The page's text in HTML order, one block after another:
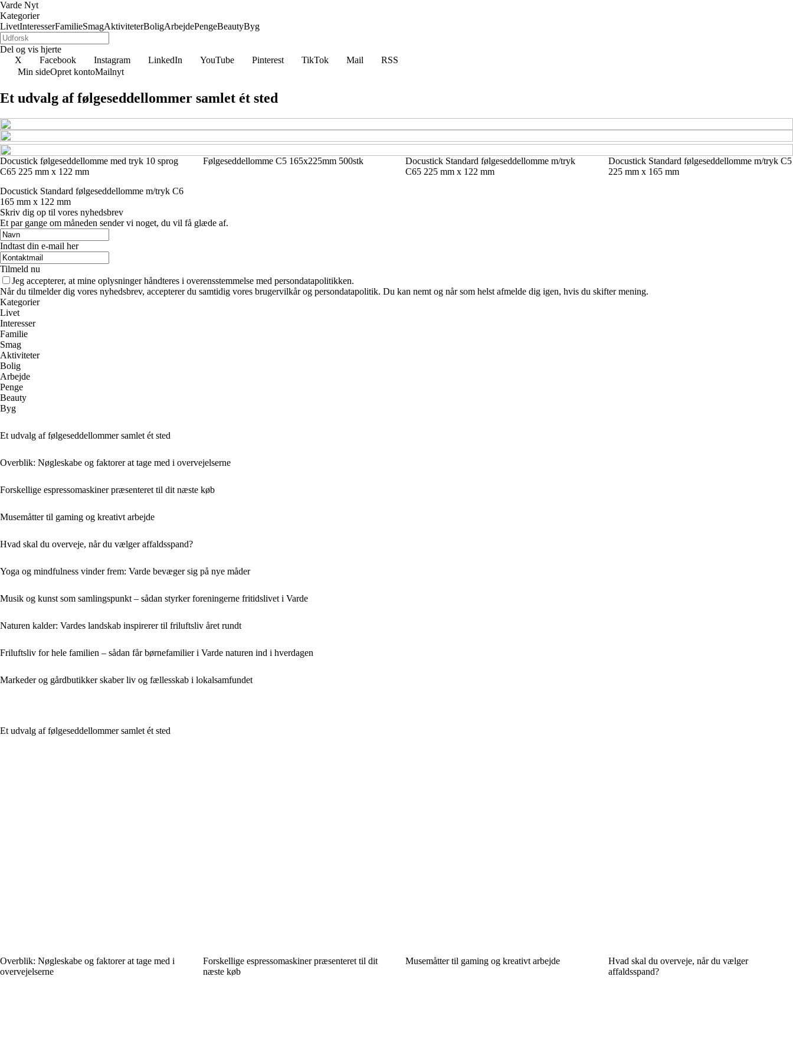
Varde Nyt
Kategorier
LivetInteresserFamilieSmagAktiviteterBoligArbejdePengeBeautyByg
Del og vis hjerte
X
Facebook Instagram LinkedIn YouTube Pinterest TikTok Mail
RSS
Min sideOpret kontoMailnyt
Et udvalg af følgeseddellommer samlet ét sted
Docustick følgeseddellomme med tryk 10 sprog
C65 225 mm x 122 mm
Følgeseddellomme C5 165x225mm 500stk
Docustick Standard følgeseddellomme m/tryk
C65 225 mm x 122 mm
Docustick Standard følgeseddellomme m/tryk C5
225 mm x 165 mm
Docustick Standard følgeseddellomme m/tryk C6
165 mm x 122 mm
Skriv dig op til vores nyhedsbrev
Et par gange om måneden sender vi noget, du vil få glæde af.
Indtast din e-mail her
Tilmeld nu
Jeg accepterer, at mine oplysninger håndteres i overensstemmelse med persondatapolitikken.
Når du tilmelder dig vores nyhedsbrev, accepterer du samtidig vores brugervilkår og persondatapolitik. Du kan nemt og når som helst afmelde dig igen, hvis du skifter mening.
Kategorier
Livet
Interesser
Familie
Smag
Aktiviteter
Bolig
Arbejde
Penge
Beauty
Byg
Et udvalg af følgeseddellommer samlet ét sted
Overblik: Nøgleskabe og faktorer at tage med i overvejelserne
Forskellige espressomaskiner præsenteret til dit næste køb
Musemåtter til gaming og kreativt arbejde
Hvad skal du overveje, når du vælger affaldsspand?
Yoga og mindfulness vinder frem: Varde bevæger sig på nye måder
Musik og kunst som samlingspunkt – sådan styrker foreningerne fritidslivet i Varde
Naturen kalder: Vardes landskab inspirerer til friluftsliv året rundt
Friluftsliv for hele familien – sådan får børnefamilier i Varde naturen ind i hverdagen
Markeder og gårdbutikker skaber liv og fællesskab i lokalsamfundet
Et udvalg af følgeseddellommer samlet ét sted
Overblik: Nøgleskabe og faktorer at tage med i
overvejelserne
Forskellige espressomaskiner præsenteret til dit
næste køb
Musemåtter til gaming og kreativt arbejde
Hvad skal du overveje, når du vælger
affaldsspand?